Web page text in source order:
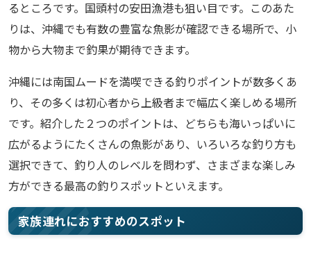
るところです。国頭村の安田漁港も狙い目です。このあた
りは、沖縄でも有数の豊富な魚影が確認できる場所で、小
物から大物まで釣果が期待できます。
沖縄には南国ムードを満喫できる釣りポイントが数多くあ
り、その多くは初心者から上級者まで幅広く楽しめる場所
です。紹介した２つのポイントは、どちらも海いっぱいに
広がるようにたくさんの魚影があり、いろいろな釣り方も
選択できて、釣り人のレベルを問わず、さまざまな楽しみ
方ができる最高の釣りスポットといえます。
家族連れにおすすめのスポット